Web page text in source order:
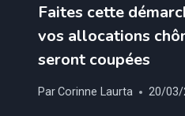
Faites cette
vos allocations
seront coupées
ParCorinne Laurta 20/03/